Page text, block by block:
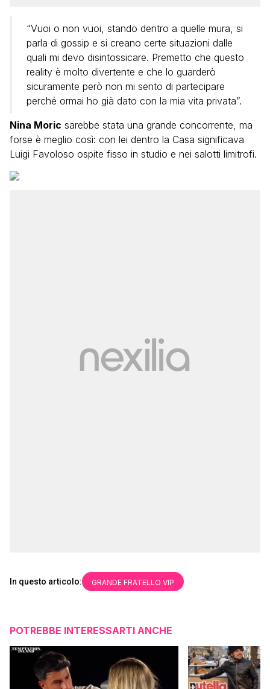
“Vuoi o non vuoi, stando dentro a quelle mura, si
parla di gossip e si creano certe situazioni dalle
quali mi devo disintossicare. Premetto che questo
reality è molto divertente e che lo guarderò
sicuramente però non mi sento di partecipare
perché ormai ho già dato con la mia vita privata”.
Nina Moric sarebbe stata una grande concorrente, ma
forse è meglio così: con lei dentro la Casa significava
Luigi Favoloso ospite fisso in studio e nei salotti limitrofi.
In questo articolo: GRANDE FRATELLO VIP
POTREBBE INTERESSARTI ANCHE